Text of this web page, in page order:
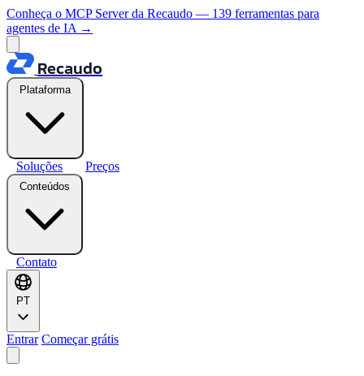
Conheça o MCP Server da Recaudo — 139 ferramentas para
agentes de IA →
Recaudo
Plataforma
Soluções Preços
Conteúdos
Contato
PT
Entrar Começar grátis